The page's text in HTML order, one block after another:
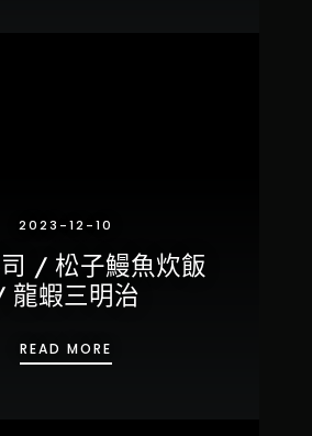
2023-12-10
/ 松子鰻魚炊飯
龍蝦三明治
READ MORE